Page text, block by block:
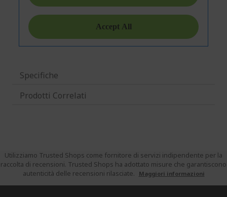
Specifiche
Utilizziamo Trusted Shops come fornitore di servizi indipendente per la
raccolta di recensioni. Trusted Shops ha adottato misure che garantiscono
autenticità delle recensioni rilasciate.
Maggiori informazioni